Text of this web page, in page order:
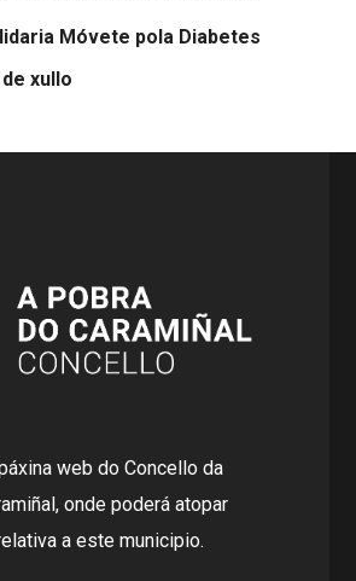
Móvete pola Diabetes
xullo
web do Concello da
onde poderá atopar
a este municipio.